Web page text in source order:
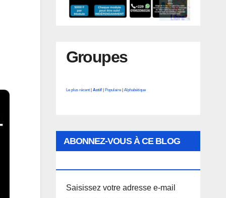
Groupes
Le plus récent Actif Populaire Alphabétique
ABONNEZ-VOUS À CE BLOG
Saisissez votre adresse e-mail